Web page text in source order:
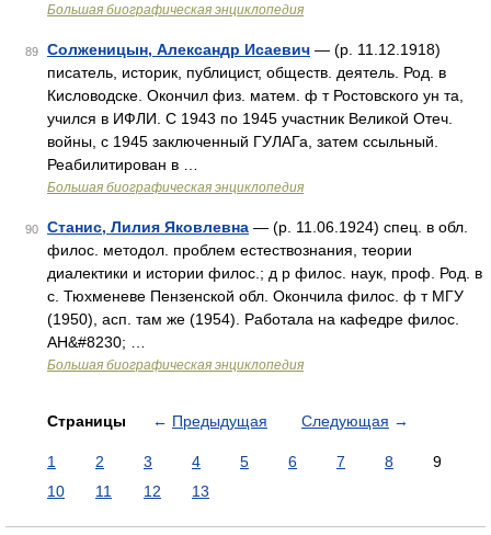
Большая биографическая энциклопедия
89 Солженицын, Александр Исаевич — (р. 11.12.1918)
писатель, историк, публицист, обществ. деятель. Род. в
Кисловодске. Окончил физ. матем. ф т Ростовского ун та,
учился в ИФЛИ. С 1943 по 1945 участник Великой Отеч.
войны, с 1945 заключенный ГУЛАГа, затем ссыльный.
Реабилитирован в …
Большая биографическая энциклопедия
90 Станис, Лилия Яковлевна — (р. 11.06.1924) спец. в обл.
филос. методол. проблем естествознания, теории
диалектики и истории филос.; д р филос. наук, проф. Род. в
с. Тюхменеве Пензенской обл. Окончила филос. ф т МГУ
(1950), асп. там же (1954). Работала на кафедре филос.
АН&#8230; …
Большая биографическая энциклопедия
Страницы ← Предыдущая Следующая →
1 2 3 4 5 6 7 8
9
10
11 12 13